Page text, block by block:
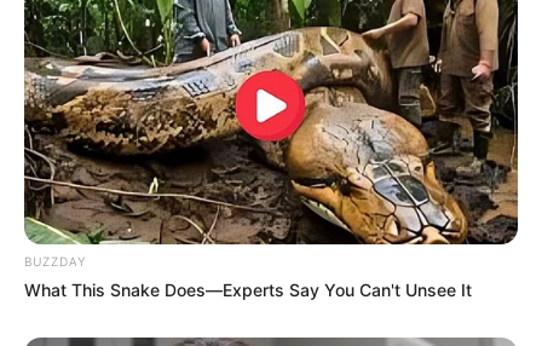
BUZZDAY
What This Snake Does—Experts Say You Can't Unsee It